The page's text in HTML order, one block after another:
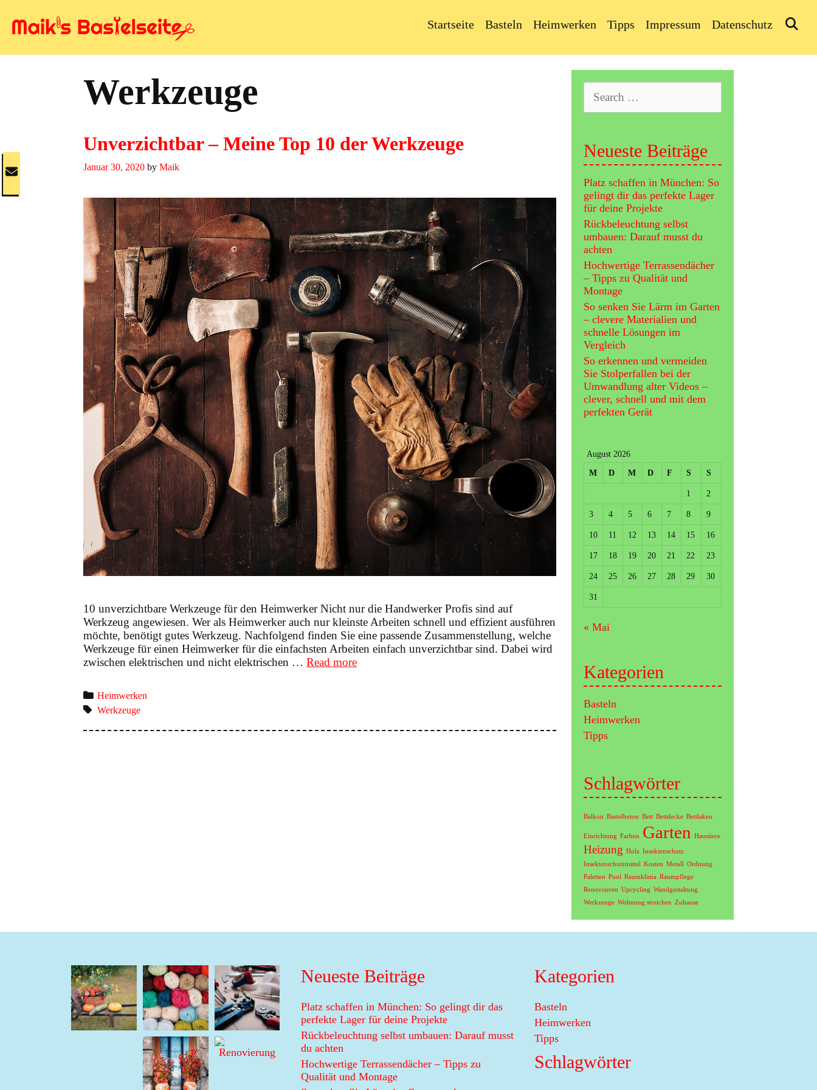
content
Startseite Basteln Heimwerken Tipps Impressum Datenschutz
Werkzeuge
Unverzichtbar – Meine Top 10 der Werkzeuge
Januar 30, 2020 by Maik
10 unverzichtbare Werkzeuge für den Heimwerker Nicht nur die Handwerker Profis sind auf
Werkzeug angewiesen. Wer als Heimwerker auch nur kleinste Arbeiten schnell und effizient ausführen
möchte, benötigt gutes Werkzeug. Nachfolgend finden Sie eine passende Zusammenstellung, welche
Werkzeuge für einen Heimwerker für die einfachsten Arbeiten einfach unverzichtbar sind. Dabei wird
zwischen elektrischen und nicht elektrischen … Read moreUnverzichtbar
der
Categories
Heimwerken
Tags
Werkzeuge
for:
Neueste Beiträge
Platz schaffen in München: So
gelingt dir das perfekte Lager
für deine Projekte
Rückbeleuchtung selbst
umbauen: Darauf musst du
achten
Hochwertige Terrassendächer
– Tipps zu Qualität und
Montage
So senken Sie Lärm im Garten
– clevere Materialien und
schnelle Lösungen im
Vergleich
So erkennen und vermeiden
Sie Stolperfallen bei der
Umwandlung alter Videos –
clever, schnell und mit dem
perfekten Gerät
August 2026
M
D M D F S S
1 2
3 4 5 6 7 8 9
10 11 12 13 14 15 16
17 18 19 20 21 22 23
24 25 26 27 28 29 30
31
« Mai
Kategorien
Basteln
Heimwerken
Tipps
Schlagwörter
Balkon Bastelbeton Bett Bettdecke Bettlaken
Einrichtung Farben Garten Haustiere
Heizung Holz Insektenschutz
Insektenschutzmittel
Kosten Metall
Ordnung
Paletten Pool Raumklima Raumpflege
Renovrieren Upcycling Wandgestaltung
Werkzeuge Wohnung streichen Zuhause
Neueste Beiträge
Platz schaffen in München: So gelingt dir das
perfekte Lager für deine Projekte
Rückbeleuchtung selbst umbauen: Darauf musst
du achten
Hochwertige Terrassendächer – Tipps zu
Qualität und Montage
Kategorien
Basteln
Heimwerken
Tipps
Schlagwörter